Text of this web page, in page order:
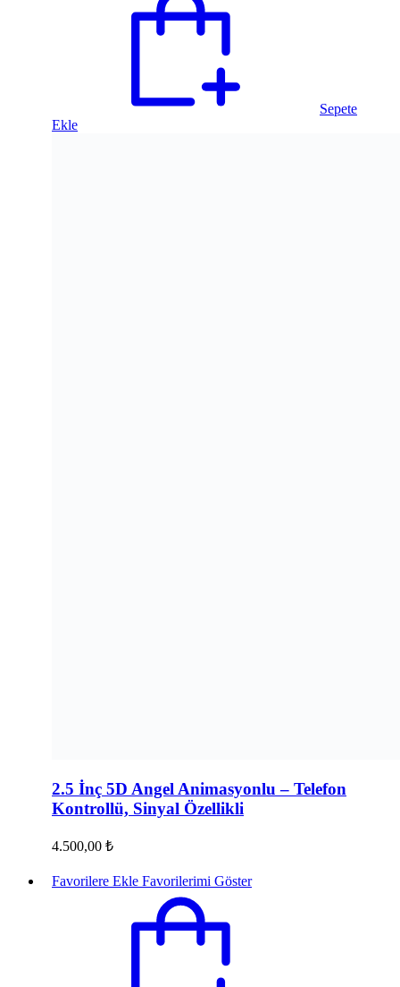
Sepete
Ekle
2.5 İnç 5D Angel Animasyonlu – Telefon
Kontrollü, Sinyal Özellikli
4.500,00 ₺
Favorilere Ekle Favorilerimi Göster